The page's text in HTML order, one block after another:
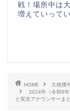
戦！場所中は
増えていってい
HOME 大相撲
2024年（令和6
と実況アナウンサーま